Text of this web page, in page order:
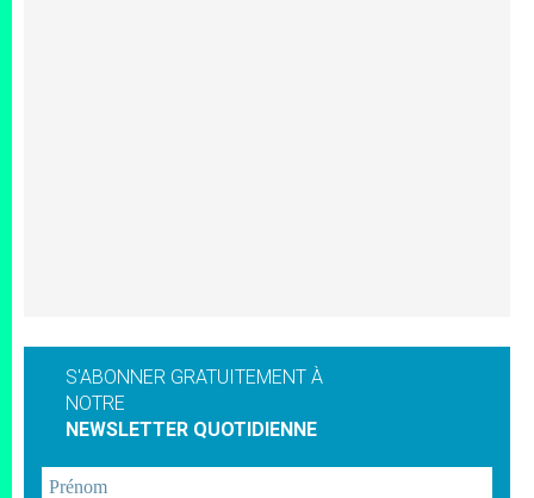
S'ABONNER GRATUITEMENT À
NOTRE
NEWSLETTER QUOTIDIENNE